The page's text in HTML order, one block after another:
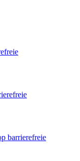
barrierefreie